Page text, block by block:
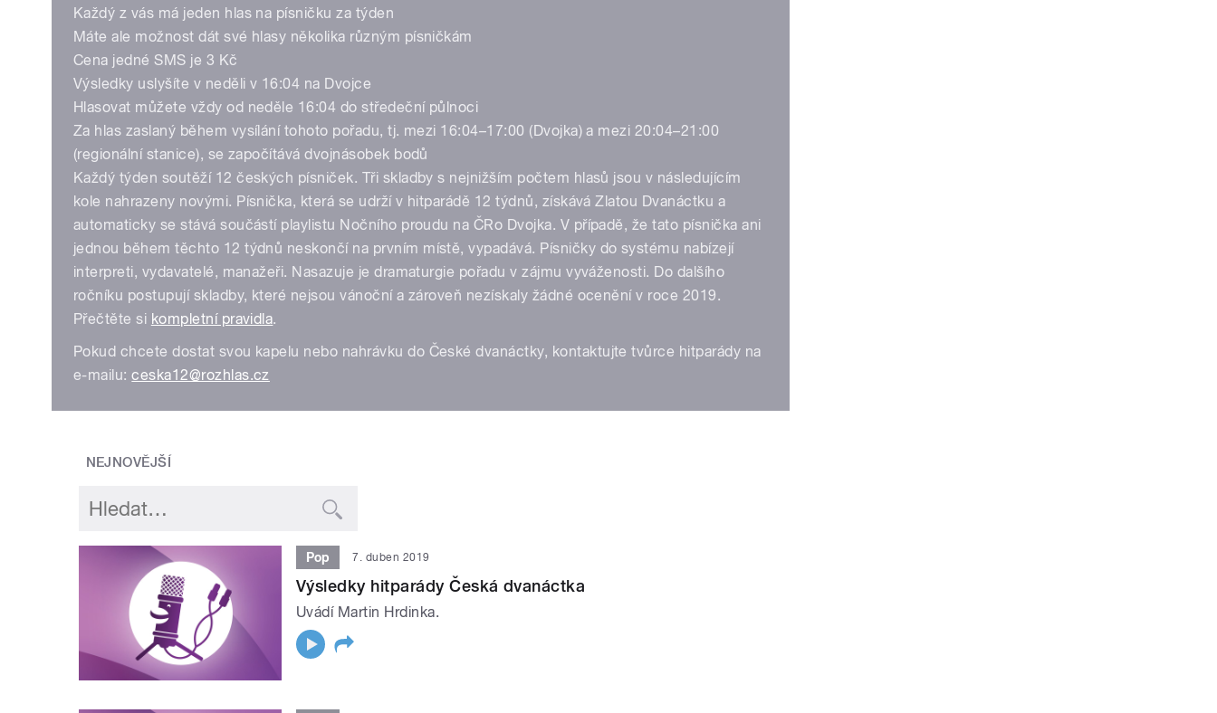
pause
Každý z vás má jeden hlas na písničku za týden
Máte ale možnost dát své hlasy několika různým písničkám
Cena jedné SMS je 3 Kč
Výsledky uslyšíte v neděli v 16:04 na Dvojce
Hlasovat můžete vždy od neděle 16:04 do středeční půlnoci
Za hlas zaslaný během vysílání tohoto pořadu, tj. mezi 16:04–17:00 (Dvojka) a mezi 20:04–21:00
(regionální stanice), se započítává dvojnásobek bodů
Každý týden soutěží 12 českých písniček. Tři skladby s nejnižším počtem hlasů jsou v následujícím
kole nahrazeny novými. Písnička, která se udrží v hitparádě 12 týdnů, získává Zlatou Dvanáctku a
automaticky se stává součástí playlistu Nočního proudu na ČRo Dvojka. V případě, že tato písnička ani
jednou během těchto 12 týdnů neskončí na prvním místě, vypadává. Písničky do systému nabízejí
interpreti, vydavatelé, manažeři. Nasazuje je dramaturgie pořadu v zájmu vyváženosti. Do dalšího
ročníku postupují skladby, které nejsou vánoční a zároveň nezískaly žádné ocenění v roce 2019.
Přečtěte si kompletní pravidla.
Pokud chcete dostat svou kapelu nebo nahrávku do České dvanáctky, kontaktujte tvůrce hitparády na
e-mailu:ceska12@rozhlas.cz
NEJNOVĚJŠÍ
Pop 7. duben 2019
Výsledky hitparády Česká dvanáctka
Uvádí Martin Hrdinka.